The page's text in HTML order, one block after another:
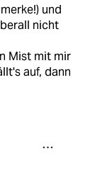
und
nicht
Mist mit mir
auf, dann